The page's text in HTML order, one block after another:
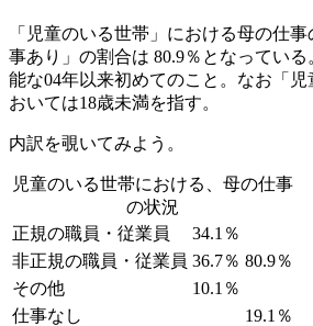
「児童のいる世帯」における母の仕
事あり」の割合は 80.9％となってい
能な04年以来初めてのこと。なお「
おいては18歳未満を指す。
内訳を覗いてみよう。
児童のいる世帯における、母の仕事
の状況
正規の職員・従業員
34.1％
80.9％
非正規の職員・従業員 36.7％
その他
10.1％
仕事なし
19.1％